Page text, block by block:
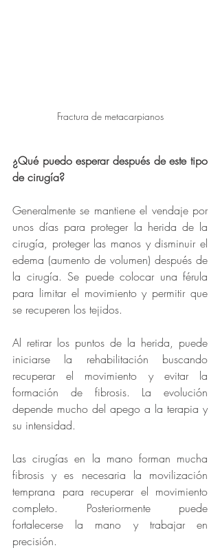
Fractura de metacarpianos
¿Qué puedo esperar después de este tipo
de cirugía?
Generalmente se mantiene el vendaje por
unos días para proteger la herida de la
cirugía, proteger las manos y disminuir el
edema (aumento de volumen) después de
la cirugía. Se puede colocar una férula
para limitar el movimiento y permitir que
se recuperen los tejidos.
Al retirar los puntos de la herida, puede
iniciarse la rehabilitación buscando
recuperar el movimiento y evitar la
formación de fibrosis. La evolución
depende mucho del apego a la terapia y
su intensidad.
Las cirugías en la mano forman mucha
fibrosis y es necesaria la movilización
temprana para recuperar el movimiento
completo. Posteriormente puede
fortalecerse la mano y trabajar en
precisión.